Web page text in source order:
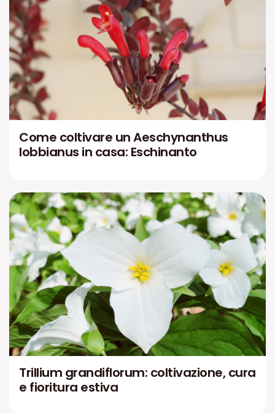
Come coltivare un Aeschynanthus
lobbianus in casa: Eschinanto
Trillium grandiflorum: coltivazione, cura
e fioritura estiva